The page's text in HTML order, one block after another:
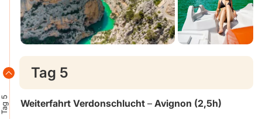
Tag 5
Tag 5
Weiterfahrt Verdonschlucht– Avignon (2,5h)